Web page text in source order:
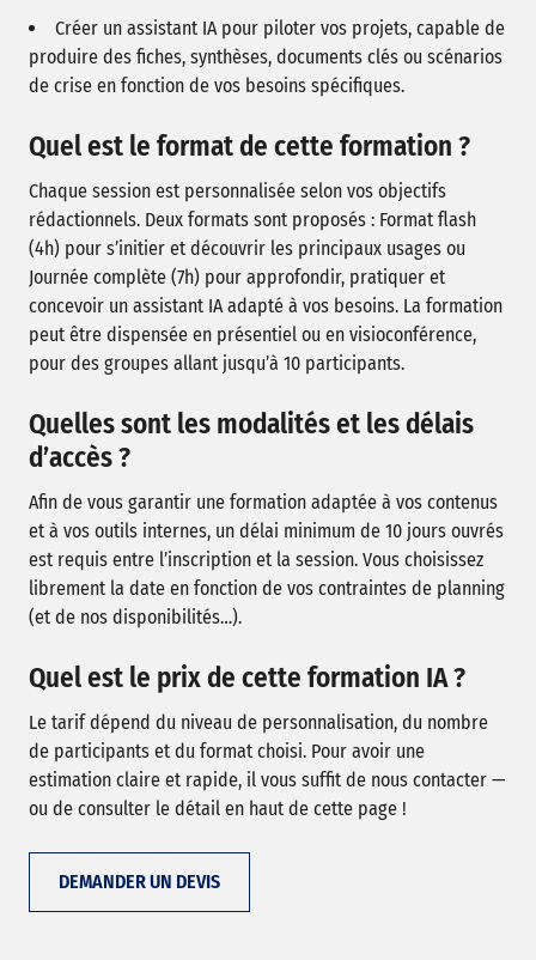
Créer un assistant IA pour piloter vos projets, capable de
produire des fiches, synthèses, documents clés ou scénarios
de crise en fonction de vos besoins spécifiques.
Quel est le format de cette formation ?
Chaque session est personnalisée selon vos objectifs
rédactionnels. Deux formats sont proposés : Format flash
(4h) pour s’initier et découvrir les principaux usages ou
Journée complète (7h) pour approfondir, pratiquer et
concevoir un assistant IA adapté à vos besoins. La formation
peut être dispensée en présentiel ou en visioconférence,
pour des groupes allant jusqu’à 10 participants.
Quelles sont les modalités et les délais
d’accès ?
Afin de vous garantir une formation adaptée à vos contenus
et à vos outils internes, un délai minimum de 10 jours ouvrés
est requis entre l’inscription et la session. Vous choisissez
librement la date en fonction de vos contraintes de planning
(et de nos disponibilités…).
Quel est le prix de cette formation IA ?
Le tarif dépend du niveau de personnalisation, du nombre
de participants et du format choisi. Pour avoir une
estimation claire et rapide, il vous suffit de nous contacter —
ou de consulter le détail en haut de cette page !
DEMANDER UN DEVIS